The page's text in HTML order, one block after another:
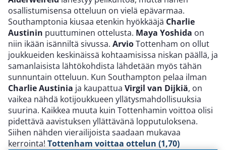
osallistumisensa otteluun on vielä epävarmaa.
Southamptonia kiusaa etenkin hyökkääjä Charlie
Austinin puuttuminen ottelusta. Maya Yoshida on
niin ikään isänniltä sivussa. ArvioTottenham on ollut
joukkueiden keskinäissä kohtaamisissa niskan päällä, ja
samanlaisista lähtökohdista lähdetään myös tähän
sunnuntain otteluun. Kun Southampton pelaa ilman
Charlie Austinia ja kaupattua Virgil van Dijkiä, on
vaikea nähdä kotijoukkueen yllätysmahdollisuuksia
suurina. Kaikkea muuta kuin Tottenhamin voittoa olisi
pidettävä aavistuksen yllättävänä lopputuloksena.
Siihen nähden vierailijoista saadaan mukavaa
kerrointa! Tottenham voittaa ottelun (1,70)